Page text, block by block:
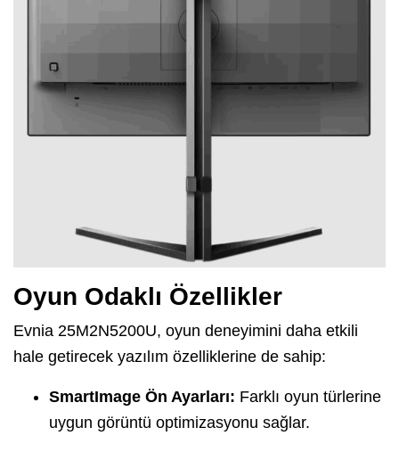
Oyun Odaklı Özellikler
Evnia 25M2N5200U, oyun deneyimini daha etkili
hale getirecek yazılım özelliklerine de sahip:
SmartImage Ön Ayarları: Farklı oyun türlerine
uygun görüntü optimizasyonu sağlar.